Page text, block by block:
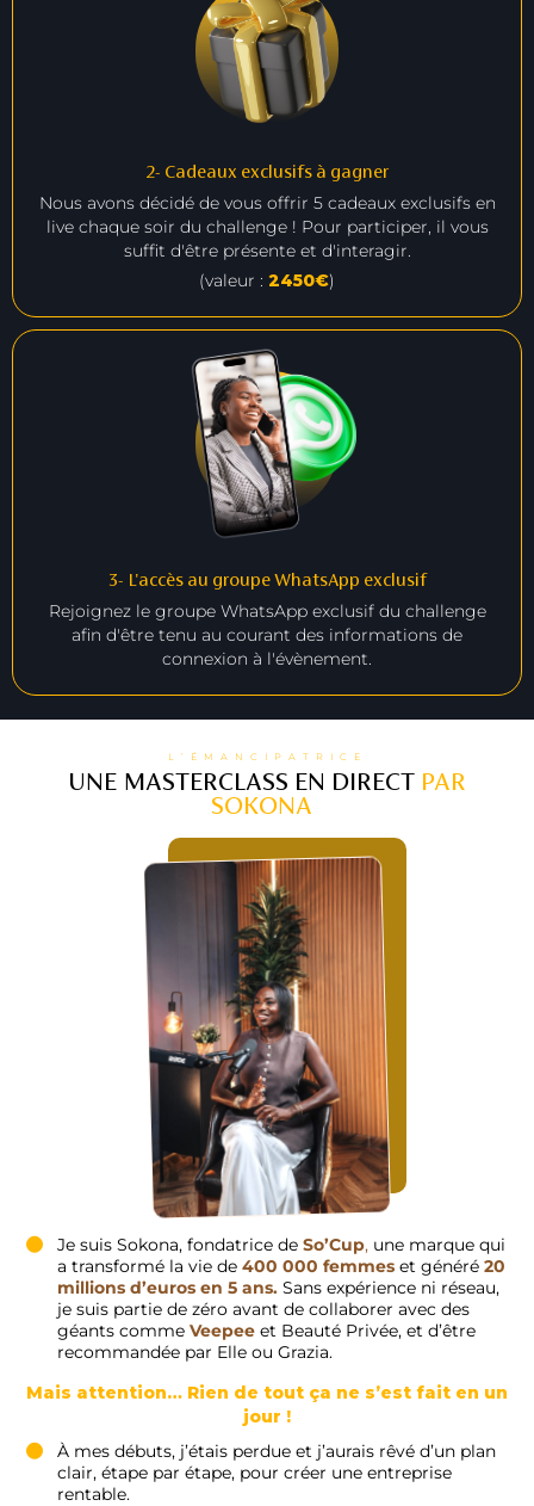
2- Cadeaux exclusifs à gagner
Nous avons décidé de vous offrir 5 cadeaux exclusifs en
live chaque soir du challenge ! Pour participer, il vous
suffit d'être présente et d'interagir.
(valeur : 2450€)
3- L'accès au groupe WhatsApp exclusif
Rejoignez le groupe WhatsApp exclusif du challenge
afin d'être tenu au courant des informations de
connexion à l'évènement.
L’ÉMANCIPATRICE
UNE MASTERCLASS EN DIRECT PAR
SOKONA
Je suis Sokona, fondatrice de So’Cup,une marque qui
a transformé la vie de 400 000 femmes et généré 20
millions d’euros en 5 ans. Sans expérience ni réseau,
je suis partie de zéro avant de collaborer avec des
géants comme Veepeeet Beauté Privée, et d’être
recommandée par Elle ou Grazia.
Mais attention… Rien de tout ça ne s’est fait en un
jour !
À mes débuts, j’étais perdue et j’aurais rêvé d’un plan
clair, étape par étape, pour créer une entreprise
rentable.